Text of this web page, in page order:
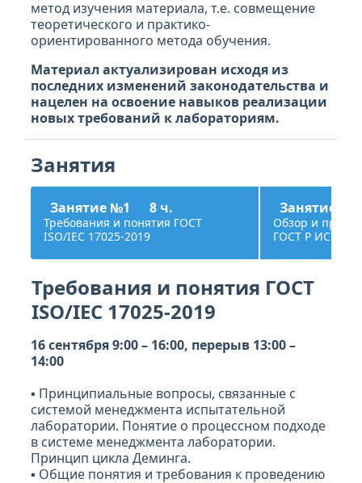
метод изучения материала, т.е. совмещение
теоретического и практико-
ориентированного метода обучения.
Материал актуализирован исходя из
последних изменений законодательства и
нацелен на освоение навыков реализации
новых требований к лабораториям.
Занятия
Занятие №1 8 ч.
Требования и понятия ГОСТ
ISO/IEC 17025-2019
Занятие
Обзор и
ГОСТ Р ИСО
Требования и понятия ГОСТ
ISO/IEC 17025-2019
16 сентября 9:00 – 16:00, перерыв 13:00 –
14:00
▪ Принципиальные вопросы, связанные с
системой менеджмента испытательной
лаборатории. Понятие о процессном подходе
в системе менеджмента лаборатории.
Принцип цикла Деминга.
▪ Общие понятия и требования к проведению